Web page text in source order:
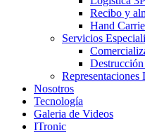
Recibo y
Hand
Servicios
Representaciones
Nosotros
Tecnología
Galeria de Videos
ITronic